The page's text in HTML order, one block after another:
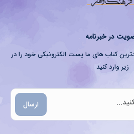
در خبرنامه
کتاب های ما پست الکترونیکی خود را در
زیر وارد کنید
ارسال